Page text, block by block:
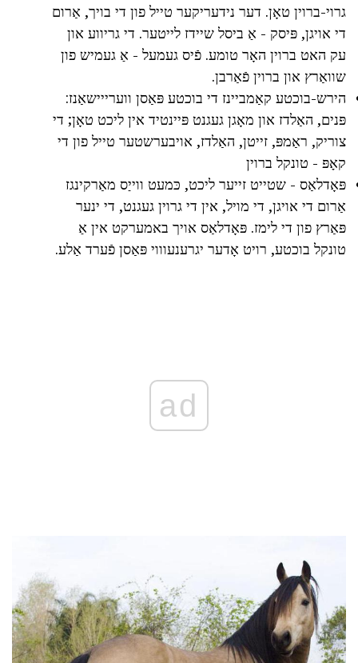
גרוי-ברוין טאָן. דער נידעריקער טייל פון די בויך, אַרום
די אויגן, פּיסק - אַ ביסל שיידז לייטער. די גריווע און
עק האט ברוין האָר טומע. פֿיס געמעל - אַ געמיש פון
שוואַרץ און ברוין פֿאַרבן.
הירש-בוכטע קאַמביינז די בוכטע פּאַסן ווערייישאַנז:
פּנים, האַלדז און מאָגן געגנט פּיינטיד אין ליכט טאָן; די
צוריק, ראַמפּ, זייטן, האַלדז, אויבערשטער טייל פון די
קאָפּ - טונקל ברוין
פּאָדלאַס - שטייט זייער ליכט, כּמעט ווייַס מאַרקינגז
אַרום די אויגן, די מויל, אין די גרוין געגנט, די ינער
פּאַרץ פון די לימז. פּאָדלאַס אויך באמערקט אין אַ
טונקל בוכטע, רויט אָדער יגרענעוווי פּאַסן פֿערד אַלע.
ad